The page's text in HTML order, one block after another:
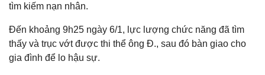
tìm kiếm nạn nhân.
Đến khoảng 9h25 ngày 6/1, lực lượng chức năng đã tìm
thấy và trục vớt được thi thể ông Đ., sau đó bàn giao cho
gia đình để lo hậu sự.